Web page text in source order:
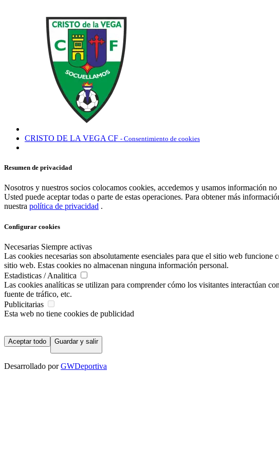
CRISTO DE LA VEGA CF - Consentimiento de cookies
Resumen de privacidad
Nosotros y nuestros socios colocamos cookies, accedemos y usamos información
Usted puede aceptar todas o parte de estas operaciones. Para obtener más
nuestra política de privacidad .
Configurar cookies
Necesarias Siempre activas
Las cookies necesarias son absolutamente esenciales para que el sitio web
sitio web. Estas cookies no almacenan ninguna información personal.
Estadisticas / Analitica
Las cookies analíticas se utilizan para comprender cómo los visitantes interactúan
fuente de tráfico, etc.
Publicitarias
Esta web no tiene cookies de publicidad
Aceptar todo Guardar y salir
Desarrollado porGWDeportiva